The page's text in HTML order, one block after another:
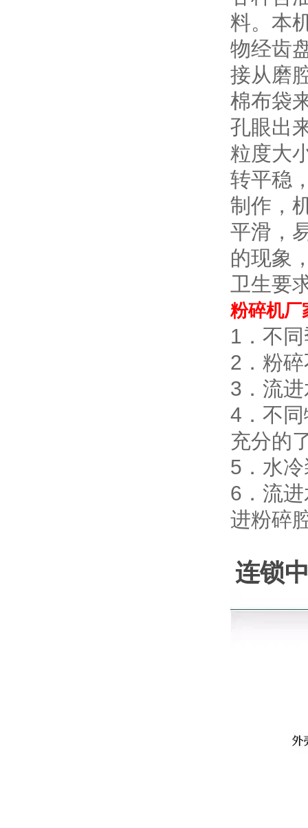
料。本
物经齿
接从磨
棉布袋
孔眼出
粒度大
转平稳
制作，
平滑，
的现象
卫生要
粉碎机厂
1．不
2．粉
3．流
4．不
充分的
5．水
6．流
进粉碎
连锁